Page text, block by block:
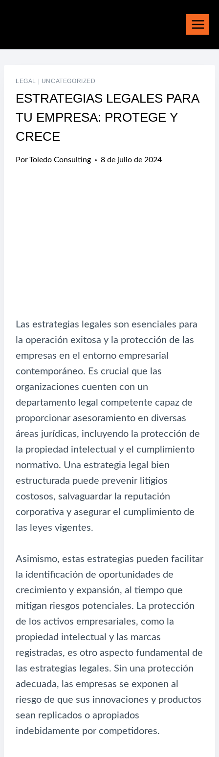
LEGAL UNCATEGORIZED
ESTRATEGIAS LEGALES PARA
TU EMPRESA: PROTEGE Y
CRECE
PorToledo Consulting 8 de julio de 2024
Las estrategias legales son esenciales para
la operación exitosa y la protección de las
empresas en el entorno empresarial
contemporáneo. Es crucial que las
organizaciones cuenten con un
departamento legal competente capaz de
proporcionar asesoramiento en diversas
áreas jurídicas, incluyendo la protección de
la propiedad intelectual y el cumplimiento
normativo. Una estrategia legal bien
estructurada puede prevenir litigios
costosos, salvaguardar la reputación
corporativa y asegurar el cumplimiento de
las leyes vigentes.
Asimismo, estas estrategias pueden facilitar
la identificación de oportunidades de
crecimiento y expansión, al tiempo que
mitigan riesgos potenciales. La protección
de los activos empresariales, como la
propiedad intelectual y las marcas
registradas, es otro aspecto fundamental de
las estrategias legales. Sin una protección
adecuada, las empresas se exponen al
riesgo de que sus innovaciones y productos
sean replicados o apropiados
indebidamente por competidores.